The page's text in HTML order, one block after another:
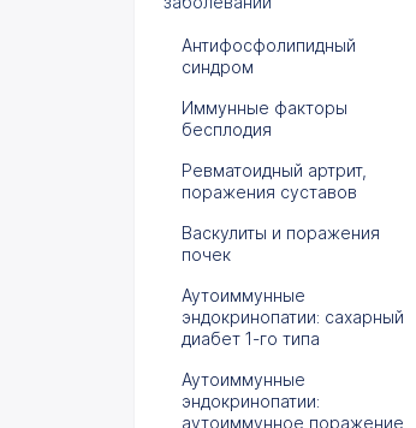
Антифосфолипидный
синдром
Иммунные факторы
бесплодия
Ревматоидный артрит,
поражения суставов
Васкулиты и поражения
почек
Аутоиммунные
эндокринопатии: сахарный
диабет 1-го типа
Аутоиммунные
эндокринопатии:
аутоиммунное поражение